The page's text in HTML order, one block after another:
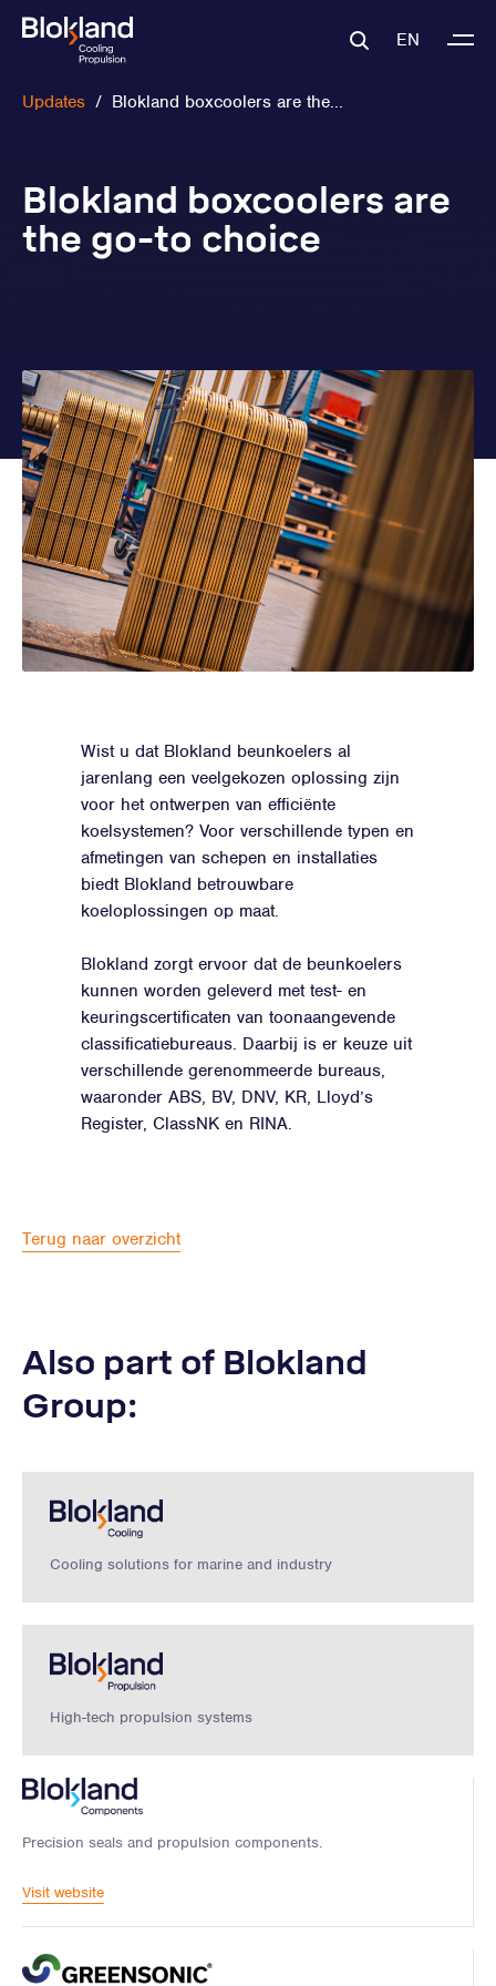
EN
Updates / Blokland boxcoolers are the...
Blokland boxcoolers are
the go-to choice
Wist u dat Blokland beunkoelers al
jarenlang een veelgekozen oplossing zijn
voor het ontwerpen van efficiënte
koelsystemen? Voor verschillende typen en
afmetingen van schepen en installaties
biedt Blokland betrouwbare
koeloplossingen op maat.
Blokland zorgt ervoor dat de beunkoelers
kunnen worden geleverd met test- en
keuringscertificaten van toonaangevende
classificatiebureaus. Daarbij is er keuze uit
verschillende gerenommeerde bureaus,
waaronder ABS, BV, DNV, KR, Lloyd’s
Register, ClassNK en RINA.
Terug naar overzicht
Also part of Blokland
Group:
Cooling solutions for marine and industry
High-tech propulsion systems
Precision seals and propulsion components.
Visit website